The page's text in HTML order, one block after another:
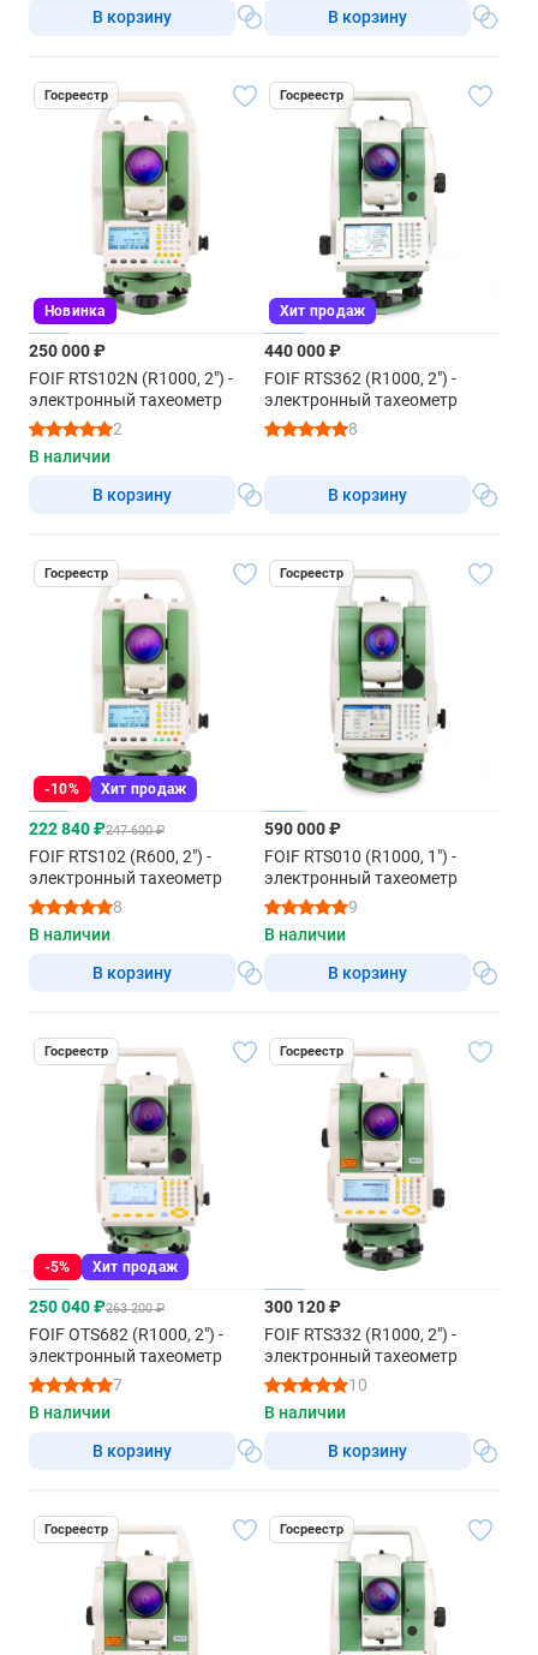
В корзину
В корзину
Госреестр
Новинка
250 000 ₽
FOIF RTS102N (R1000, 2") -
электронный тахеометр
2
В наличии
В корзину
Госреестр
Хит продаж
440 000 ₽
FOIF RTS362 (R1000, 2") -
электронный тахеометр
8
В корзину
Госреестр
-10% Хит продаж
222 840 ₽247 600 ₽
FOIF RTS102 (R600, 2") -
электронный тахеометр
8
В наличии
В корзину
Госреестр
590 000 ₽
FOIF RTS010 (R1000, 1") -
электронный тахеометр
9
В наличии
В корзину
Госреестр
-5% Хит продаж
250 040 ₽263 200 ₽
FOIF OTS682 (R1000, 2") -
электронный тахеометр
7
В наличии
В корзину
Госреестр
300 120 ₽
FOIF RTS332 (R1000, 2") -
электронный тахеометр
10
В наличии
В корзину
Госреестр Госреестр